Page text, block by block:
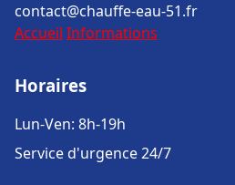
contact@chauffe-eau-51.fr
Accueil Informations
Horaires
Lun-Ven: 8h-19h
Service d'urgence 24/7